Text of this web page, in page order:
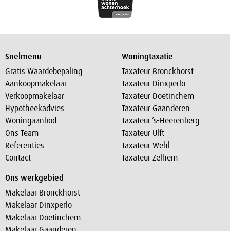
Snelmenu
Gratis Waardebepaling
Aankoopmakelaar
Verkoopmakelaar
Hypotheekadvies
Woningaanbod
Ons Team
Referenties
Contact
Woningtaxatie
Taxateur Bronckhorst
Taxateur Dinxperlo
Taxateur Doetinchem
Taxateur Gaanderen
Taxateur ‘s-Heerenberg
Taxateur Ulft
Taxateur Wehl
Taxateur Zelhem
Ons werkgebied
Makelaar Bronckhorst
Makelaar Dinxperlo
Makelaar Doetinchem